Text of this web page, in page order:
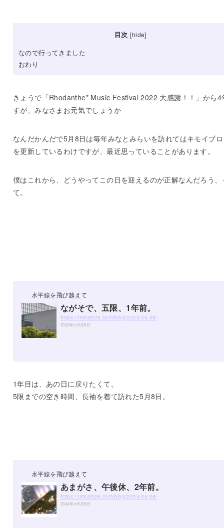
目次 [hide]
なので行ってきました
おわり
きょうで「Rhodanthe* Music Festival 2022 大感謝！！」から4
すが、みなさまお元気でしょうか
なんだかんだで5月8日は毎年みなとみらいを訪れてはキモイブ
を更新しているわけですが、最近思っていることがあります。
僕はこれから、どうやってこの日を迎えるのが正解なんだろう、
て。
水平線を飛び越えて
ながそで、五限、1年前。
https://timtam26.com/blog/2023-05-08/
2023年の5月8日
1年目は、あの日に戻りたくて。
5限までの空き時間、長袖を着て訪れた5月8日。
水平線を飛び越えて
あまがさ、午後休、2年前。
https://timtam26.com/blog/2024-05-08/
2024年の5月8日